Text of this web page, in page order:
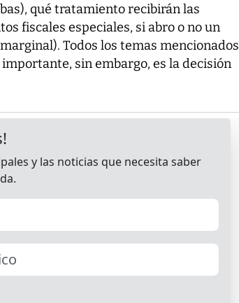
qué tratamiento recibirán las
fiscales especiales, si abro o no un
Todos los temas mencionados
sin embargo, es la decisión